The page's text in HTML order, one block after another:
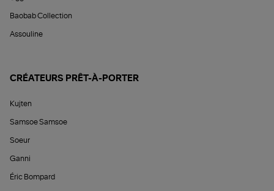
Baobab Collection
Assouline
CRÉATEURS PRÊT-À-PORTER
Kujten
Samsoe Samsoe
Soeur
Ganni
Éric Bompard